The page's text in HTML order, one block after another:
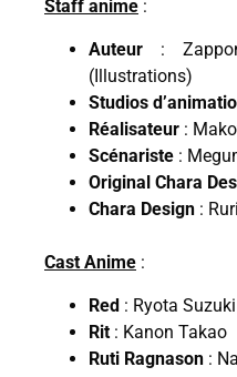
Staff anime :
Auteur :
(Illustrations)
Studios
Réalisateur :
Scénariste :
Original Chara
Chara Design :
Cast Anime :
Red : Ryota Suzuki
Rit : Kanon Takao
Ruti Ragnason :